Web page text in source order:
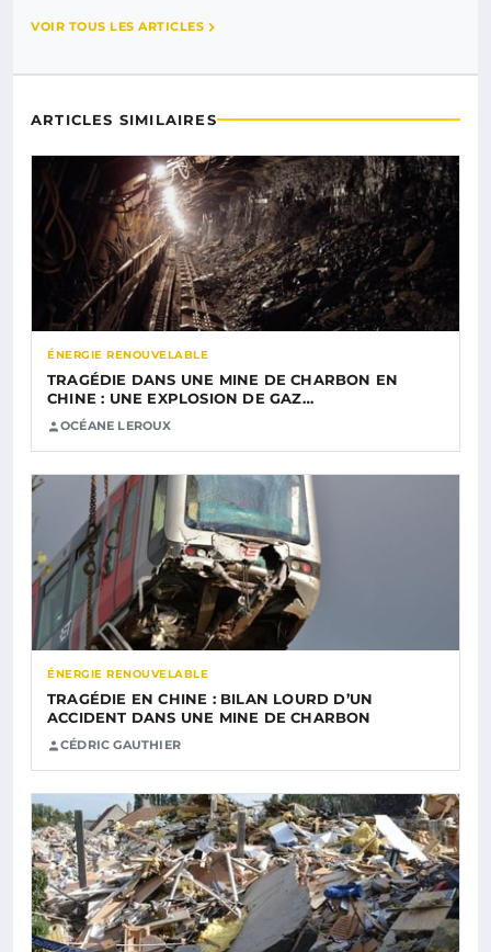
VOIR TOUS LES ARTICLES
ARTICLES SIMILAIRES
ÉNERGIE RENOUVELABLE
TRAGÉDIE DANS UNE MINE DE CHARBON EN
CHINE : UNE EXPLOSION DE GAZ…
OCÉANE LEROUX
ÉNERGIE RENOUVELABLE
TRAGÉDIE EN CHINE : BILAN LOURD D’UN
ACCIDENT DANS UNE MINE DE CHARBON
CÉDRIC GAUTHIER